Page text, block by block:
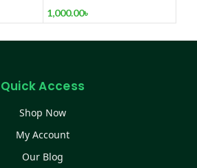
1,000.00৳
Quick Access
Shop Now
My Account
Our Blog